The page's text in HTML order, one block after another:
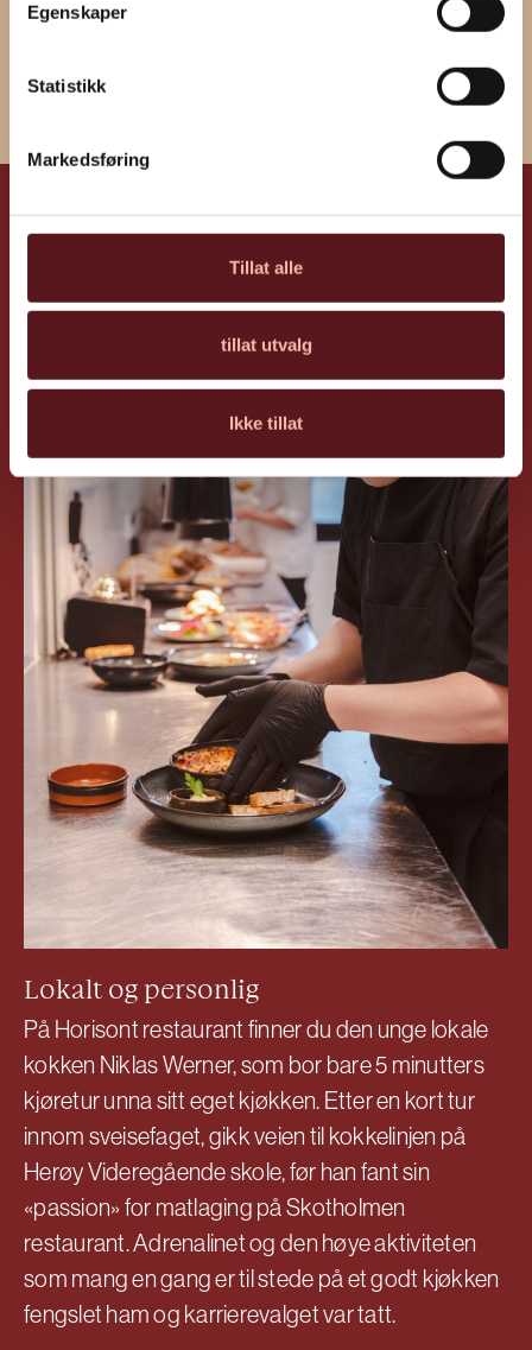
Egenskaper
Statistikk
Markedsføring
Tillat alle
tillat utvalg
Ikke tillat
Lokalt og personlig
På Horisont restaurant finner du den unge lokale
kokken Niklas Werner, som bor bare 5 minutters
kjøretur unna sitt eget kjøkken. Etter en kort tur
innom sveisefaget, gikk veien til kokkelinjen på
Herøy Videregående skole, før han fant sin
«passion» for matlaging på Skotholmen
restaurant. Adrenalinet og den høye aktiviteten
som mang en gang er til stede på et godt kjøkken
fengslet ham og karrierevalget var tatt.